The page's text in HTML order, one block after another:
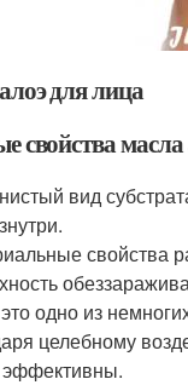
для лица
свойства
вид
свойства
одно из
целебному